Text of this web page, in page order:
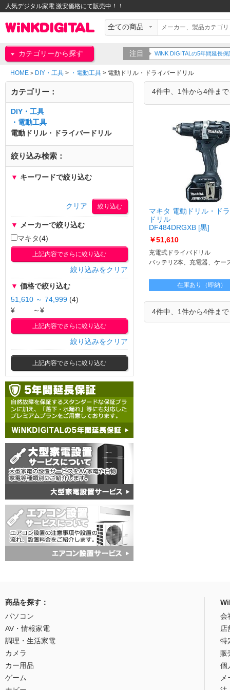
人気デジタル家電 激安価格にて販売中！！
カテゴリーから探す 注目 WiNK DIGITALの5年間延長
HOME > DIY・工具 > ・電動工具 > 電動ドリル・ドライバードリル
4件中、1件から4件ま
マキタ 電動ドリル・ド
ドリル
DF484DRGXB [黒]
DF484DRGXB
￥51,610
充電式ドライバドリル
バッテリ2本、充電器、ケー
在庫あり（即納）
4件中、1件から4件ま
カテゴリー：
DIY・工具
・電動工具
電動ドリル・ドライバードリル
絞り込み検索：
▼ キーワードで絞り込む
クリア
▼ メーカーで絞り込む
マキタ(4)
上記内容でさらに絞り込む
絞り込みをクリア
▼ 価格で絞り込む
51,610 ～ 74,999 (4)
¥
～¥
上記内容でさらに絞り込む
絞り込みをクリア
上記内容でさらに絞り込む
商品を探す：
パソコン
AV・情報家電
調理・生活家電
カメラ
カー用品
ゲーム
会
店
特
販
個
メ